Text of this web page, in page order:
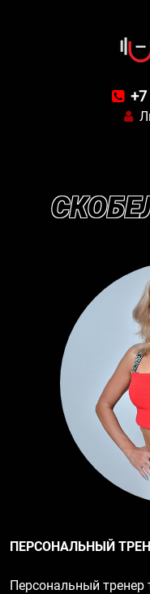
+7
ПЕРСОНАЛЬНЫЙ
Персональный тренер